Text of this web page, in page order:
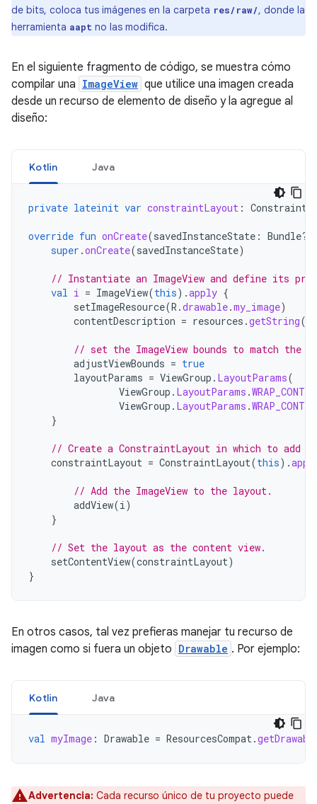
de bits, coloca tus imágenes en la carpeta res/raw/, donde la
herramienta aapt no las modifica.
En el siguiente fragmento de código, se muestra cómo
compilar una ImageView que utilice una imagen creada
desde un recurso de elemento de diseño y la agregue al
diseño:
Kotlin Java
private lateinit var constraintLayout :
override fun onCreate(savedInstanceState : Bundle?)
super .onCreate(savedInstanceState)
// Instantiate an ImageView and define its
val i = ImageView(this).apply {
setImageResource(R .drawable.my_image)
contentDescription = resources .getString(
// set the ImageView bounds to match the
adjustViewBounds = true
layoutParams = ViewGroup . LayoutParams(
ViewGroup . LayoutParams .
ViewGroup . LayoutParams .
}
// Create a ConstraintLayout in which to add
constraintLayout = ConstraintLayout(this).
// Add the ImageView to the layout.
addView(i)
}
// Set the layout as the content view.
setContentView(constraintLayout)
}
En otros casos, tal vez prefieras manejar tu recurso de
imagen como si fuera un objeto Drawable . Por ejemplo:
Kotlin Java
val myImage : Drawable = ResourcesCompat.
Advertencia: Cada recurso único de tu proyecto puede